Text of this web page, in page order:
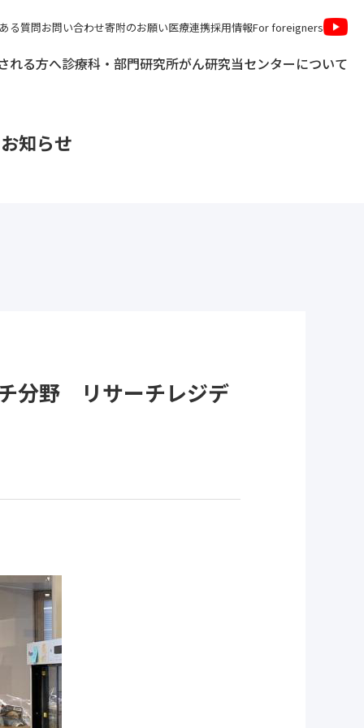
る質問お問い合わせ寄附のお願い医療連携採用情報For foreigners
れる方へ診療科・部門研究所がん研究当センターについて
お知らせ
分野 リサーチレジデ